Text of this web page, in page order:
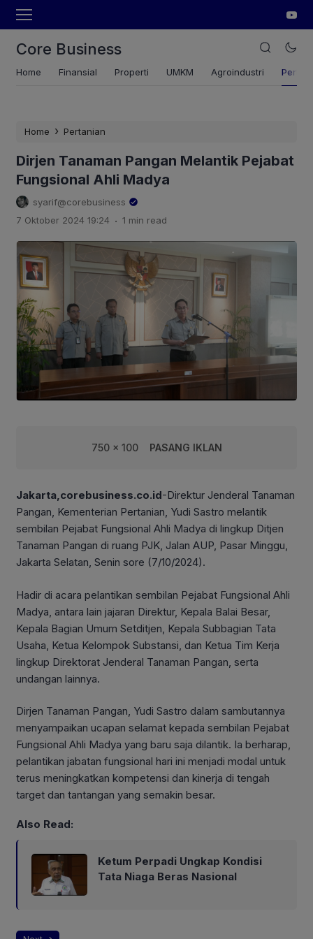
Core Business
Home Finansial Properti UMKM Agroindustri
Home › Pertanian
Dirjen Tanaman Pangan Melantik Pejabat
Fungsional Ahli Madya
syarif@corebusiness
7 Oktober 2024 19:24 . 1 min read
750 x 100 PASANG IKLAN
Jakarta,corebusiness.co.id-Direktur Jenderal Tanaman
Pangan, Kementerian Pertanian, Yudi Sastro melantik
sembilan Pejabat Fungsional Ahli Madya di lingkup Ditjen
Tanaman Pangan di ruang PJK, Jalan AUP, Pasar Minggu,
Jakarta Selatan, Senin sore (7/10/2024).
Hadir di acara pelantikan sembilan Pejabat Fungsional Ahli
Madya, antara lain jajaran Direktur, Kepala Balai Besar,
Kepala Bagian Umum Setditjen, Kepala Subbagian Tata
Usaha, Ketua Kelompok Substansi, dan Ketua Tim Kerja
lingkup Direktorat Jenderal Tanaman Pangan, serta
undangan lainnya.
Dirjen Tanaman Pangan, Yudi Sastro dalam sambutannya
menyampaikan ucapan selamat kepada sembilan Pejabat
Fungsional Ahli Madya yang baru saja dilantik. Ia berharap,
pelantikan jabatan fungsional hari ini menjadi modal untuk
terus meningkatkan kompetensi dan kinerja di tengah
target dan tantangan yang semakin besar.
Also Read:
Ketum Perpadi Ungkap Kondisi
Tata Niaga Beras Nasional